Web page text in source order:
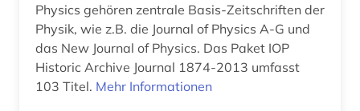
physikalische chemie (1)
physikstudium (1)
politische wissenschaft (2)
Physics gehören zentrale Basis-Zeitschriften der
Physik, wie z.B. die Journal of Physics A-G und
das New Journal of Physics. Das Paket IOP
Historic Archive Journal 1874-2013 umfasst
103 Titel. Mehr Informationen